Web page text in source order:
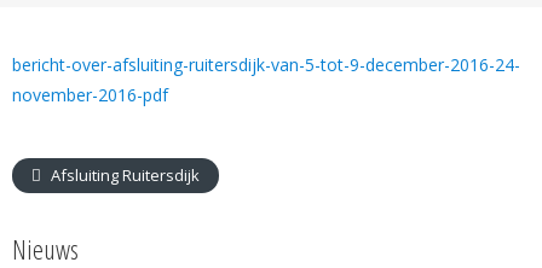
bericht-over-afsluiting-ruitersdijk-van-5-tot-9-december-2016-24-
november-2016-pdf
Afsluiting Ruitersdijk
Nieuws